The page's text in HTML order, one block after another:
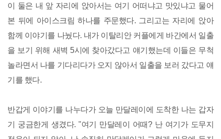
이 둘은 내 앞 자리에 앉아서는 여기 어떠냐고 맛있냐고 물어
본 뒤에 아이스크림 하나를 주문했다. 그리고는 자리에 앉아
함께 이야기를 나눴다. 내가 이탈리안 커플에게 바간에서 일출
을 보기 위해 새벽 5시에 찾아갔다고 얘기했는데 이들은 무척
놀라면서 나를 기다리다가 오지 않아서 일출을 보러 갔다고 얘
기를 했다.
반갑게 이야기를 나누다가 오늘 만달레이에 도착한 나는 갑자
기 궁금한게 생겼다. "여기 만달레이 어때? 난 여기가 도무지